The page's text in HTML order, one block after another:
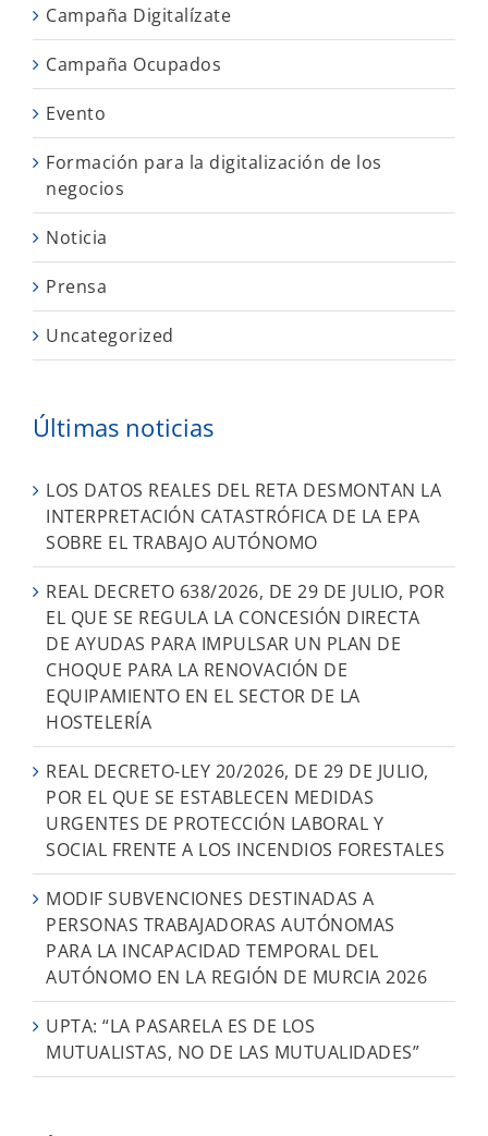
Campaña Digitalízate
Campaña Ocupados
Evento
Formación para la digitalización de los
negocios
Noticia
Prensa
Uncategorized
Últimas noticias
LOS DATOS REALES DEL RETA DESMONTAN LA
INTERPRETACIÓN CATASTRÓFICA DE LA EPA
SOBRE EL TRABAJO AUTÓNOMO
REAL DECRETO 638/2026, DE 29 DE JULIO, POR
EL QUE SE REGULA LA CONCESIÓN DIRECTA
DE AYUDAS PARA IMPULSAR UN PLAN DE
CHOQUE PARA LA RENOVACIÓN DE
EQUIPAMIENTO EN EL SECTOR DE LA
HOSTELERÍA
REAL DECRETO-LEY 20/2026, DE 29 DE JULIO,
POR EL QUE SE ESTABLECEN MEDIDAS
URGENTES DE PROTECCIÓN LABORAL Y
SOCIAL FRENTE A LOS INCENDIOS FORESTALES
MODIF SUBVENCIONES DESTINADAS A
PERSONAS TRABAJADORAS AUTÓNOMAS
PARA LA INCAPACIDAD TEMPORAL DEL
AUTÓNOMO EN LA REGIÓN DE MURCIA 2026
UPTA: “LA PASARELA ES DE LOS
MUTUALISTAS, NO DE LAS MUTUALIDADES”